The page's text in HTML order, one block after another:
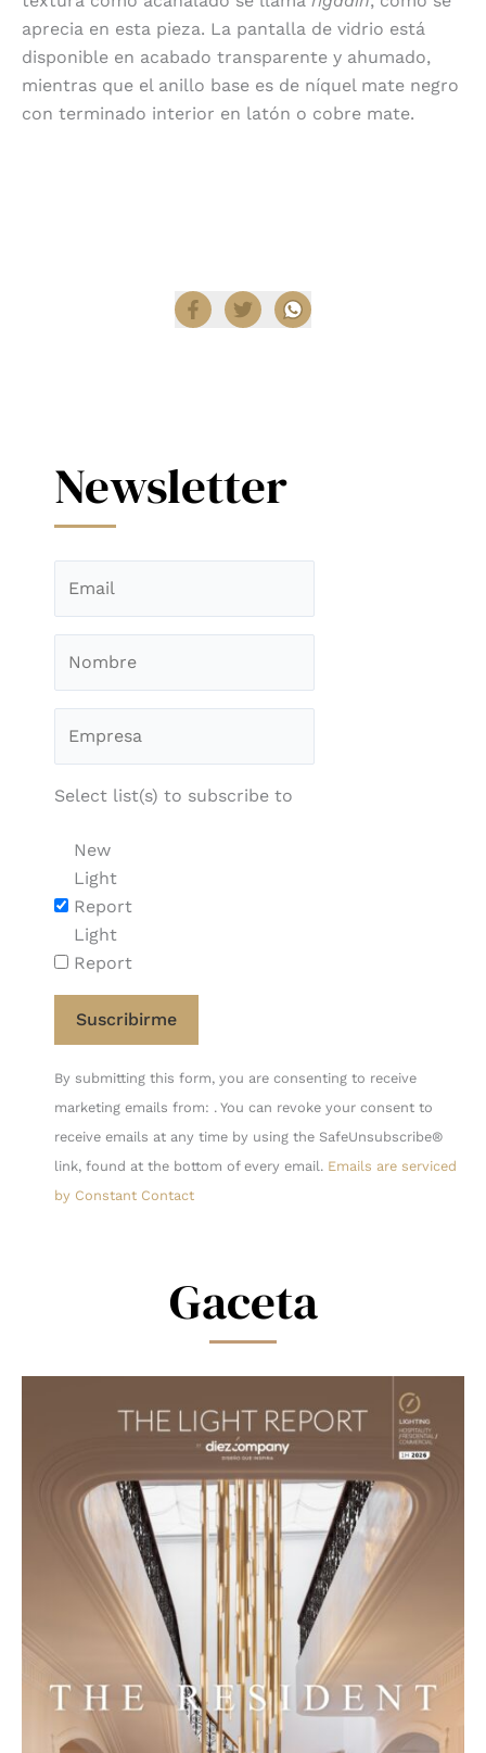
aprecia en esta pieza. La pantalla de vidrio está
disponible en acabado transparente y ahumado,
mientras que el anillo base es de níquel mate negro
con terminado interior en latón o cobre mate.
Newsletter
Select list(s) to subscribe to
New
Light
Report
Light
Report
Constant
Contact
Use.
Please
leave
By submitting this form, you are consenting to receive
marketing emails from: . You can revoke your consent to
receive emails at any time by using the SafeUnsubscribe®
link, found at the bottom of every email. Emails are serviced
by Constant Contact
Gaceta